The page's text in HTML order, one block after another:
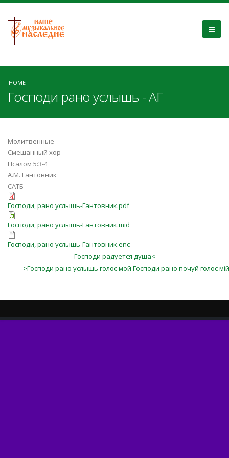
HOME
Господи рано услышь - АГ
Молитвенные
Смешанный хор
Псалом 5:3-4
А.М. Гантовник
САТБ
Господи, рано услышь-Гантовник.pdf
Господи, рано услышь-Гантовник.mid
Господи, рано услышь-Гантовник.enc
Господи радуется душа<
>Господи рано услышь голос мой Господи рано почуй голос мій